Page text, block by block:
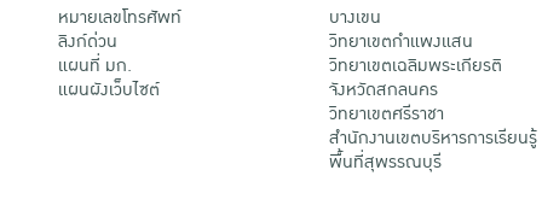
หมายเลขโทรศัพท์
ลิงก์ด่วน
แผนที่ มก.
แผนผังเว็บไซต์
บางเขน
วิทยาเขตกําแพงแสน
วิทยาเขตเฉลิมพระเกียรติ
จังหวัดสกลนคร
วิทยาเขตศรีราชา
สำนักงานเขตบริหารการเรียนรู้
พื้นที่สุพรรณบุรี